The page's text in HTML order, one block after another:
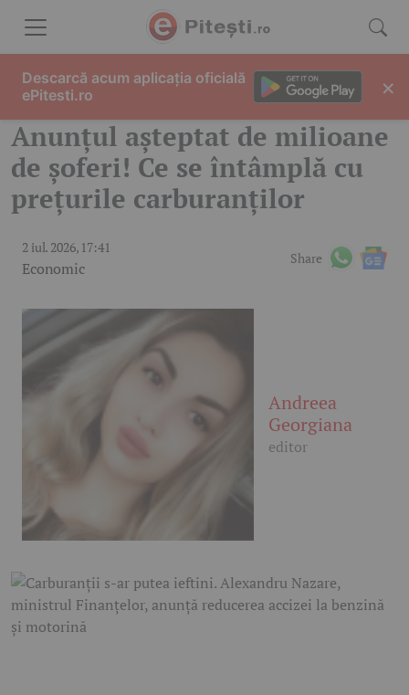
Anunțul așteptat de milioane
de șoferi! Ce se întâmplă cu
prețurile carburanților
2 iul. 2026, 17:41
Economic
Share
Andreea
Georgiana
editor
Descarcă acum aplicația oficială
ePitesti.ro
×